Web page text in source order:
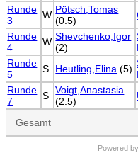
Runde
3
W Pötsch,Tomas
(0.5)
Runde
4
W Shevchenko,Igor
(2)
Runde
5
S Heutling,Elina (5)
Runde
7
S Voigt,Anastasia
(2.5)
Gesamt
Powered by